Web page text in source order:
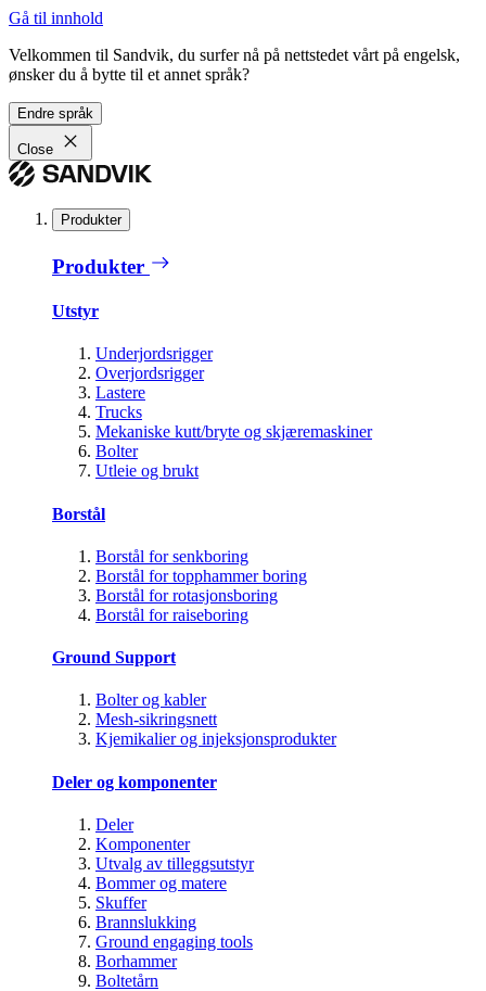
Gå til innhold
Velkommen til Sandvik, du surfer nå på nettstedet vårt på engelsk,
ønsker du å bytte til et annet språk?
Endre språk
Close
Produkter
Produkter
Utstyr
Underjordsrigger
Overjordsrigger
Lastere
Trucks
Mekaniske kutt/bryte og skjæremaskiner
Bolter
Utleie og brukt
Borstål
Borstål for senkboring
Borstål for topphammer boring
Borstål for rotasjonsboring
Borstål for raiseboring
Ground Support
Bolter og kabler
Mesh-sikringsnett
Kjemikalier og injeksjonsprodukter
Deler og komponenter
Deler
Komponenter
Utvalg av tilleggsutstyr
Bommer og matere
Skuffer
Brannslukking
Ground engaging tools
Borhammer
Boltetårn